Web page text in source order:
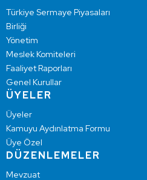
Türkiye Sermaye Piyasaları
Birliği
Yönetim
Meslek Komiteleri
Faaliyet Raporları
Genel Kurullar
ÜYELER
Üyeler
Kamuyu Aydınlatma Formu
Üye Özel
DÜZENLEMELER
Mevzuat